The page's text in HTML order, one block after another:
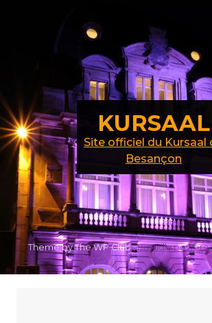
KURSAAL
Site officiel du Kursaal
Besançon
Theme by The WP Club .Proudly